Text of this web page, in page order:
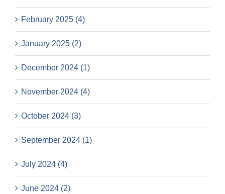
February 2025 (4)
January 2025 (2)
December 2024 (1)
November 2024 (4)
October 2024 (3)
September 2024 (1)
July 2024 (4)
June 2024 (2)